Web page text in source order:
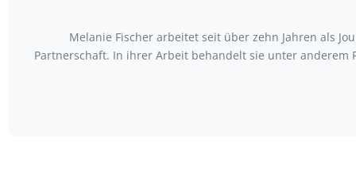
Melanie Fischer arbeitet seit über zehn Jahren als
Partnerschaft. In ihrer Arbeit behandelt sie unter